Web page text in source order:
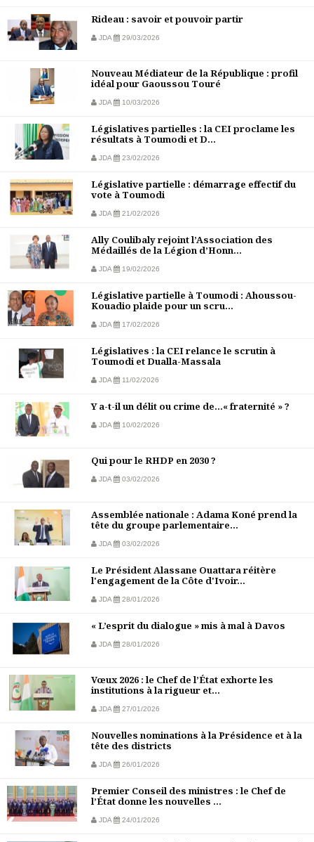
Rideau : savoir et pouvoir partir
JDA 29/03/2026
Nouveau Médiateur de la République : profil
idéal pour Gaoussou Touré
JDA 10/03/2026
Législatives partielles : la CEI proclame les
résultats à Toumodi et D...
JDA 23/02/2026
Législative partielle : démarrage effectif du
vote à Toumodi
JDA 21/02/2026
Ally Coulibaly rejoint l’Association des
Médaillés de la Légion d’Honn...
JDA 19/02/2026
Législative partielle à Toumodi : Ahoussou-
Kouadio plaide pour un scru...
JDA 17/02/2026
Législatives : la CEI relance le scrutin à
Toumodi et Dualla-Massala
JDA 11/02/2026
Y a-t-il un délit ou crime de…« fraternité » ?
JDA 10/02/2026
Qui pour le RHDP en 2030 ?
JDA 03/02/2026
Assemblée nationale : Adama Koné prend la
tête du groupe parlementaire...
JDA 03/02/2026
Le Président Alassane Ouattara réitère
l'engagement de la Côte d'Ivoir...
JDA 28/01/2026
« L’esprit du dialogue » mis à mal à Davos
JDA 28/01/2026
Vœux 2026 : le Chef de l’État exhorte les
institutions à la rigueur et...
JDA 27/01/2026
Nouvelles nominations à la Présidence et à la
tête des districts
JDA 26/01/2026
Premier Conseil des ministres : le Chef de
l’État donne les nouvelles ...
JDA 24/01/2026